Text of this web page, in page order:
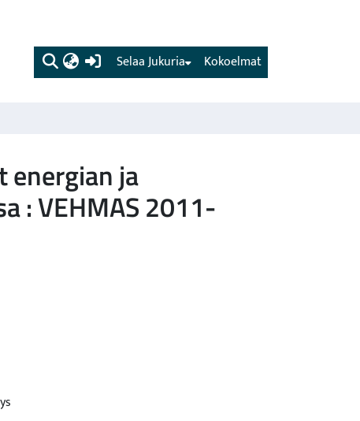
(current) Kokoelmat
Selaa Jukuria
ja
: VEHMAS 2011-